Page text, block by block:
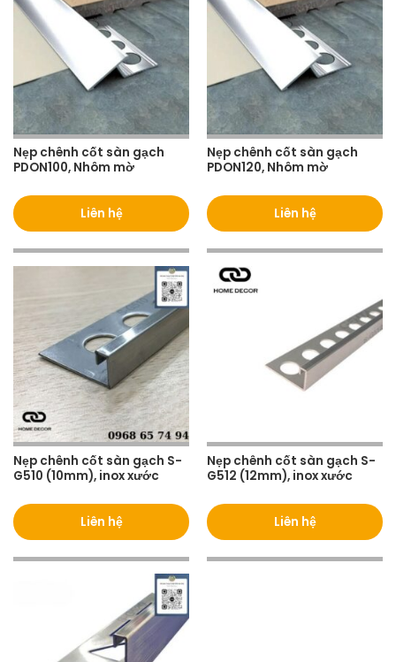
Nẹp chênh cốt sàn gạch
PDON100, Nhôm mờ
Liên hệ
Nẹp chênh cốt sàn gạch
PDON120, Nhôm mờ
Liên hệ
Nẹp chênh cốt sàn gạch S-
G510 (10mm), inox xước
Liên hệ
Nẹp chênh cốt sàn gạch S-
G512 (12mm), inox xước
Liên hệ